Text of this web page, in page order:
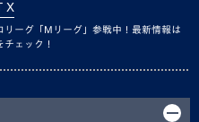
X
リーグ「Mリーグ」参戦中！最新情報は
チェック！